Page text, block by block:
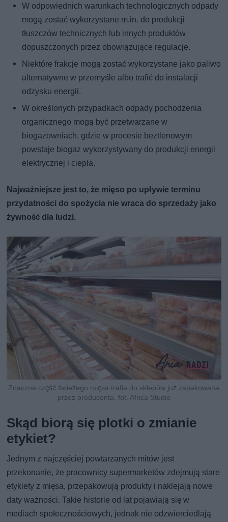
W odpowiednich warunkach technologicznych odpady
mogą zostać wykorzystane m.in. do produkcji
tłuszczów technicznych lub innych produktów
dopuszczonych przez obowiązujące regulacje.
Niektóre frakcje mogą zostać wykorzystane jako paliwo
alternatywne w przemyśle albo trafić do instalacji
odzysku energii.
W określonych przypadkach odpady pochodzenia
organicznego mogą być przetwarzane w
biogazowniach, gdzie w procesie beztlenowym
powstaje biogaz wykorzystywany do produkcji energii
elektrycznej i ciepła.
Najważniejsze jest to, że mięso po upływie terminu
przydatności do spożycia nie wraca do sprzedaży jako
żywność dla ludzi.
Znaczna część świeżego mięsa trafia do sklepów już zapakowana
przez producenta, fot. Africa Studio
Skąd biorą się plotki o zmianie
etykiet?
Jednym z najczęściej powtarzanych mitów jest
przekonanie, że pracownicy supermarketów zdejmują stare
etykiety z mięsa, przepakowują produkty i naklejają nowe
daty ważności. Takie historie od lat pojawiają się w
mediach społecznościowych, jednak nie odzwierciedlają